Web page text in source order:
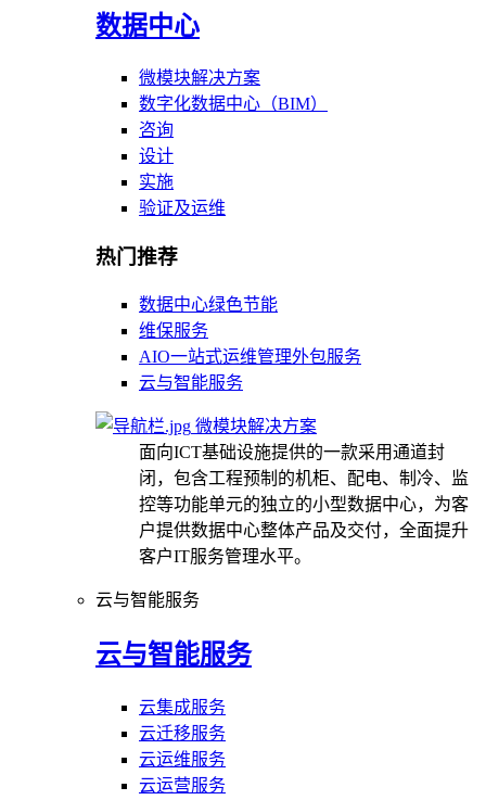
数据中心
微模块解决方案
数字化数据中心（BIM）
咨询
设计
实施
验证及运维
热门推荐
数据中心绿色节能
维保服务
AIO一站式运维管理外包服务
云与智能服务
微模块解决方案
面向ICT基础设施提供的一款采用通道封
闭，包含工程预制的机柜、配电、制冷、监
控等功能单元的独立的小型数据中心，为客
户提供数据中心整体产品及交付，全面提升
客户IT服务管理水平。
云与智能服务
云与智能服务
云集成服务
云迁移服务
云运维服务
云运营服务